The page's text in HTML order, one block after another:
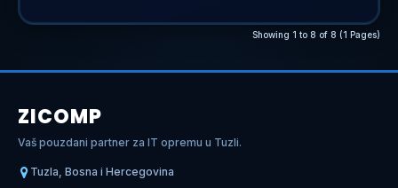
Showing 1 to 8 of 8 (1 Pages)
ZICOMP
Vaš pouzdani partner za IT opremu u Tuzli.
Tuzla, Bosna i Hercegovina